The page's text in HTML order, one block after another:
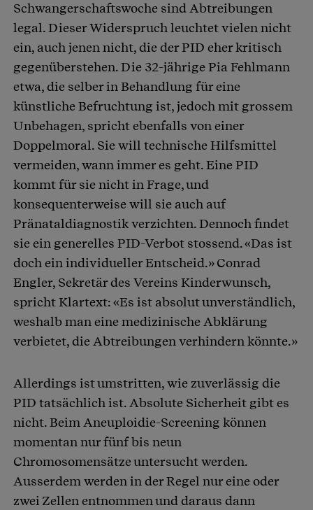
Schwangerschaftswoche sind Abtreibungen
legal. Dieser Widerspruch leuchtet vielen nicht
ein, auch jenen nicht, die der PID eher kritisch
gegenüberstehen. Die 32-jährige Pia Fehlmann
etwa, die selber in Behandlung für eine
künstliche Befruchtung ist, jedoch mit grossem
Unbehagen, spricht ebenfalls von einer
Doppelmoral. Sie will technische Hilfsmittel
vermeiden, wann immer es geht. Eine PID
kommt für sie nicht in Frage, und
konsequenterweise will sie auch auf
Pränataldiagnostik verzichten. Dennoch findet
sie ein generelles PID-Verbot stossend. «Das ist
doch ein individueller Entscheid.» Conrad
Engler, Sekretär des Vereins Kinderwunsch,
spricht Klartext: «Es ist absolut unverständlich,
weshalb man eine medizinische Abklärung
verbietet, die Abtreibungen verhindern könnte.»
Allerdings ist umstritten, wie zuverlässig die
PID tatsächlich ist. Absolute Sicherheit gibt es
nicht. Beim Aneuploidie-Screening können
momentan nur fünf bis neun
Chromosomensätze untersucht werden.
Ausserdem werden in der Regel nur eine oder
zwei Zellen entnommen und daraus dann